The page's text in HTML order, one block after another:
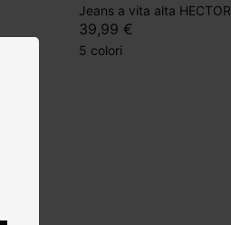
Jeans a vita alta HECTOR
39,99 €
5 colori